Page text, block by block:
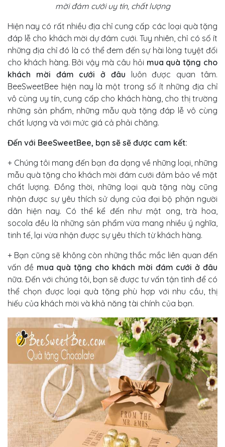
mời đám cưới uy tín, chất lượng
Hiện nay có rất nhiều địa chỉ cung cấp các loại quà tặng
đáp lễ cho khách mời dự đám cưới. Tuy nhiên, chỉ có số ít
những địa chỉ đó là có thể đem đến sự hài lòng tuyệt đối
cho khách hàng. Bởi vậy mà câu hỏi mua quà tặng cho
khách mời đám cưới ở đâu luôn được quan tâm.
BeeSweetBee hiện nay là một trong số ít những địa chỉ
vô cùng uy tín, cung cấp cho khách hàng, cho thị trường
những sản phẩm, những mẫu quà tặng đáp lễ vô cùng
chất lượng và với mức giá cả phải chăng.
Đến với BeeSweetBee, bạn sẽ sẽ được cam kết:
+ Chúng tôi mang đến bạn đa dạng về những loại, những
mẫu quà tặng cho khách mời đám cưới đảm bảo về mặt
chất lượng. Đồng thời, những loại quà tặng này cũng
nhận được sự yêu thích sử dụng của đại bộ phận người
dân hiện nay. Có thể kể đến như mật ong, trà hoa,
socola đều là những sản phẩm vừa mang nhiều ý nghĩa,
tinh tế, lại vừa nhận được sự yêu thích từ khách hàng.
+ Bạn cũng sẽ không còn những thắc mắc liên quan đến
vấn đề mua quà tặng cho khách mời đám cưới ở đâu
nữa. Đến với chúng tôi, bạn sẽ được tư vấn tận tình để có
thể chọn được loại quà tặng phù hợp với nhu cầu, thị
hiếu của khách mời và khả năng tài chính của bạn.